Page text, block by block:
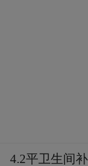
4.2平卫生间